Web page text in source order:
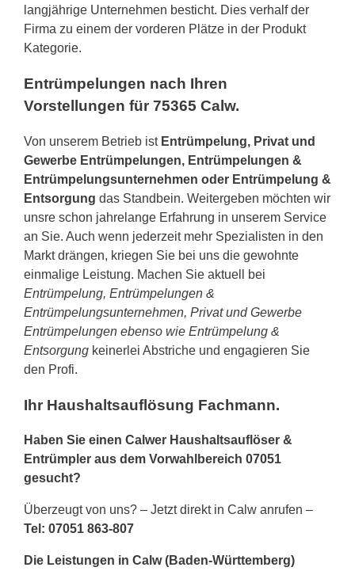
langjährige Unternehmen besticht. Dies verhalf der
Firma zu einem der vorderen Plätze in der Produkt
Kategorie.
Entrümpelungen nach Ihren
Vorstellungen für 75365 Calw.
Von unserem Betrieb ist Entrümpelung, Privat und
Gewerbe Entrümpelungen, Entrümpelungen &
Entrümpelungsunternehmen oder Entrümpelung &
Entsorgung das Standbein. Weitergeben möchten wir
unsre schon jahrelange Erfahrung in unserem Service
an Sie. Auch wenn jederzeit mehr Spezialisten in den
Markt drängen, kriegen Sie bei uns die gewohnte
einmalige Leistung. Machen Sie aktuell bei
Entrümpelung, Entrümpelungen &
Entrümpelungsunternehmen, Privat und Gewerbe
Entrümpelungen ebenso wie Entrümpelung &
Entsorgung keinerlei Abstriche und engagieren Sie
den Profi.
Ihr Haushaltsauflösung Fachmann.
Haben Sie einen Calwer Haushaltsauflöser &
Entrümpler aus dem Vorwahlbereich 07051
gesucht?
Überzeugt von uns? – Jetzt direkt in Calw anrufen –
Tel: 07051 863-807
Die Leistungen in Calw (Baden-Württemberg)